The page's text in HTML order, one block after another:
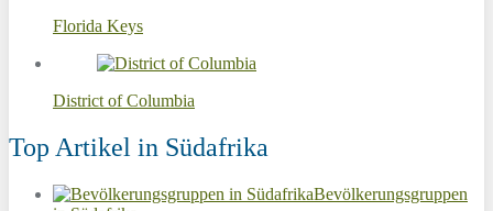
Florida Keys
District of Columbia
Top Artikel in Südafrika
Bevölkerungsgruppen